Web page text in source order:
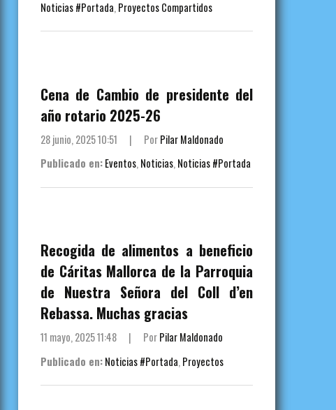
Noticias #Portada, Proyectos Compartidos
Cena de Cambio de presidente del
año rotario 2025-26
28 junio, 2025 10:51 | PorPilar Maldonado
Publicado en: Eventos,Noticias,Noticias #Portada
Recogida de alimentos a beneficio
de Cáritas Mallorca de la Parroquia
de Nuestra Señora del Coll d’en
Rebassa. Muchas gracias
11 mayo, 2025 11:48 | PorPilar Maldonado
Publicado en: Noticias #Portada, Proyectos